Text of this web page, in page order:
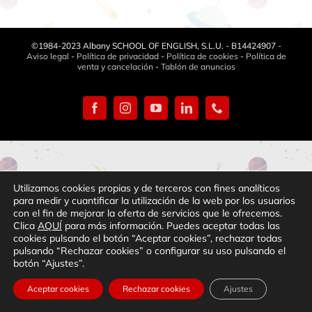
©1984-2023 Albany SCHOOL OF ENGLISH, S.L.U. - B14424907 -
Aviso legal - Política de privacidad- Política de cookies- Política de
venta y cancelación- Tablón de anuncios
FacebookInstagramYouTubeLinkedIn
Utilizamos cookies propias y de terceros con fines analíticos
para medir y cuantificar la utilización de la web por los usuarios
con el fin de mejorar la oferta de servicios que le ofrecemos.
Clica AQUÍ para más información. Puedes aceptar todas las
cookies pulsando el botón “Aceptar cookies”, rechazar todas
pulsando “Rechazar cookies” o configurar su uso pulsando el
botón “Ajustes”.
Aceptar cookies Rechazar cookies Ajustes